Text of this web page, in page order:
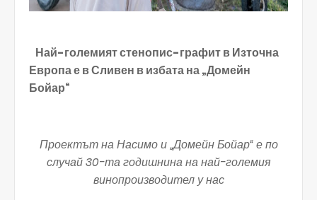
Най-големият стенопис-графит в Източна
Европа е в Сливен в избата на „Домейн
Бойар“
Проектът наНасимои „Домейн Бойар“ е по
случай 30-та годишнина на най-големия
винопроизводител у нас